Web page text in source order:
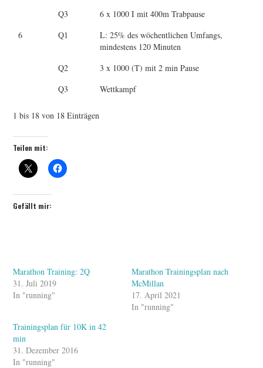
Q3
6 x 1000 I mit 400m Trabpause
6
Q1
L: 25% des wöchentlichen Umfangs,
mindestens 120 Minuten
Q2
3 x 1000 (T) mit 2 min Pause
Q3
Wettkampf
1 bis 18 von 18 Einträgen
Teilen mit:
Gefällt mir:
Marathon Training: 2Q
31. Juli 2019
In "running"
Marathon Trainingsplan nach
McMillan
17. April 2021
In "running"
Trainingsplan für 10K in 42
min
31. Dezember 2016
In "running"